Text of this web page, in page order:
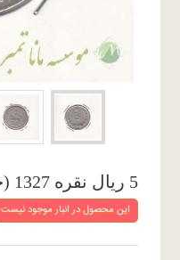
5 ریال نقره 1327 (خوب)
این محصول در انبار موجود نیست